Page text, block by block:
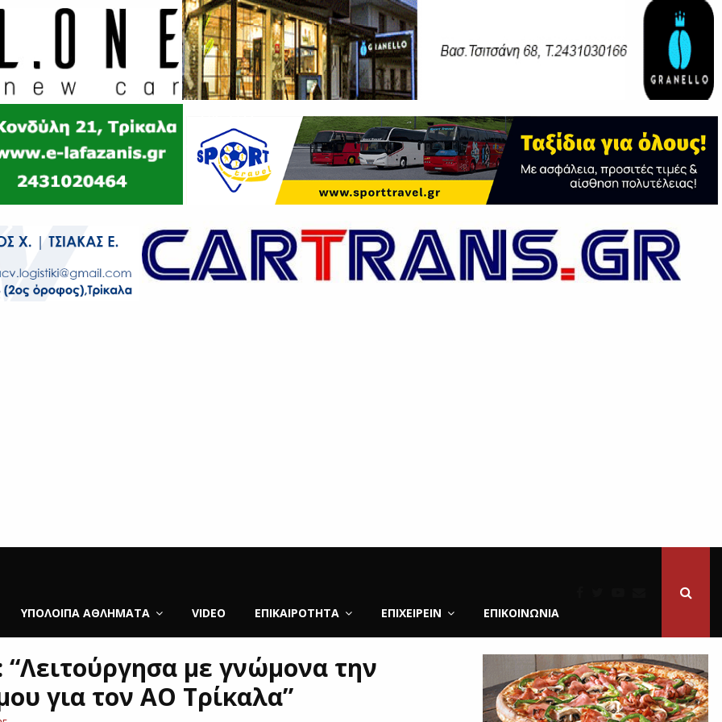
ΥΠΌΛΟΙΠΑ ΑΘΛΉΜΑΤΑ VIDEO ΕΠΙΚΑΙΡΌΤΗΤΑ ΕΠΙΧΕΙΡΕΙΝ ΕΠΙΚΟΙΝΩΝΊΑ
“Λειτούργησα με γνώμονα την
για τον ΑΟ Τρίκαλα”